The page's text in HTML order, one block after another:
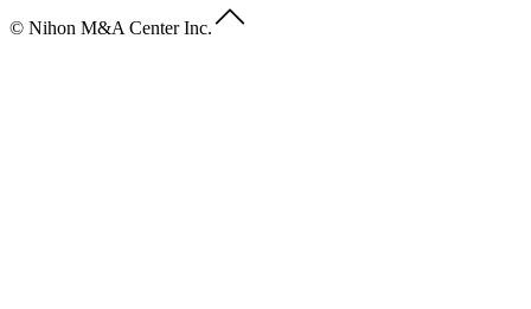
© Nihon M&A Center Inc.